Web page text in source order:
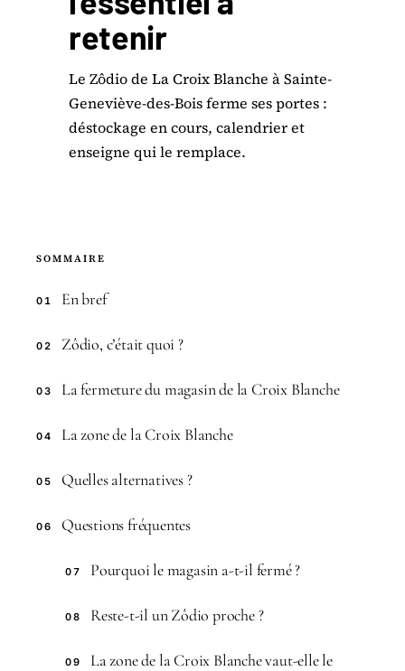
retenir
Le Zôdio de La Croix Blanche à Sainte-
Geneviève-des-Bois ferme ses portes :
déstockage en cours, calendrier et
enseigne qui le remplace.
SOMMAIRE
01 En bref
02 Zôdio, c’était quoi ?
03 La fermeture du magasin de la Croix Blanche
04 La zone de la Croix Blanche
05 Quelles alternatives ?
06 Questions fréquentes
07 Pourquoi le magasin a-t-il fermé ?
08 Reste-t-il un Zôdio proche ?
09
La zone de la Croix Blanche vaut-elle le